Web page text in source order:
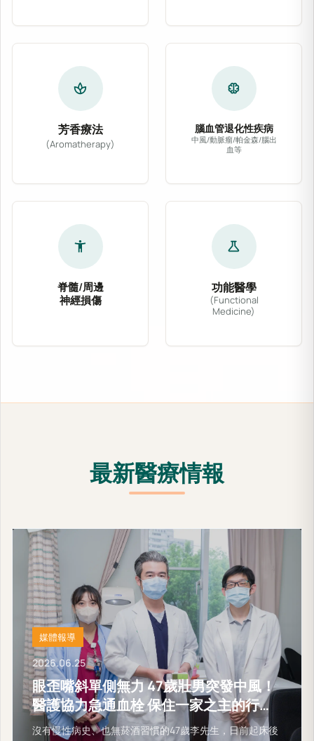
spa
芳香療法
(Aromatherapy)
neurology
腦血管退化性疾病
中風/動脈瘤/帕金森/腦出
血等
accessibility_new
脊髓/周邊
神經損傷
針對脊髓壓迫、坐骨神經痛、腕隧道症候群及
science
功能醫學
(Functional
Medicine)
最新醫療情報
媒體報導
2026.06.25
眼歪嘴斜單側無力 47歲壯男突發中風！
醫護協力急通血栓 保住一家之主的行動
能力
沒有慢性病史、也無菸酒習慣的47歲李先生，日前起床後